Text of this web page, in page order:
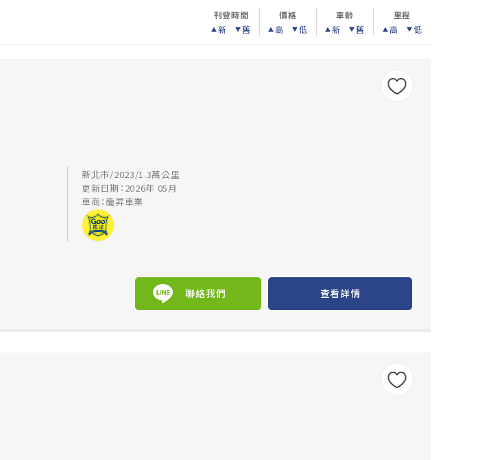
刊登時間
新
舊
價格
高
低
車齡
新
舊
里程
高
低
新北市/2023/1.3萬公里
更新日期：2026年 05月
車商：龍昇車業
聯絡我們 查看詳情